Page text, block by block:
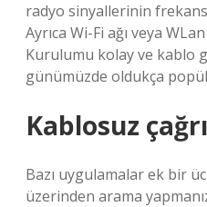
radyo sinyallerinin
Ayrıca Wi-Fi ağı veya
Kurulumu kolay ve kablo
günümüzde oldukça
Kablosuz
Bazı uygulamalar ek bir
üzerinden arama